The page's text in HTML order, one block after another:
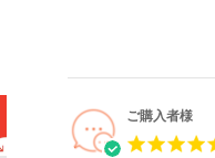
ご購入者様